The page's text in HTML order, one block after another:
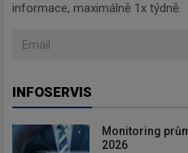
informace, maximálně 1x týdně.
INFOSERVIS
Monitoring
2026